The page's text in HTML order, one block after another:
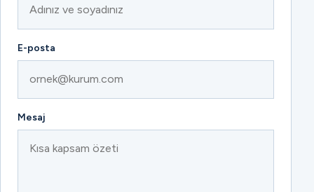
E-posta
Mesaj